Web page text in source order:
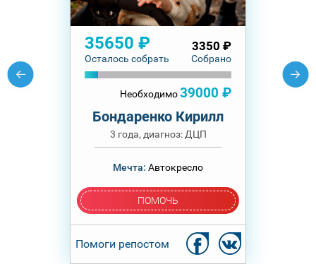
35650 ₽
Осталось собрать
3350 ₽
Собрано
Необходимо39000 ₽
Бондаренко Кирилл
3 года, диагноз: ДЦП
Мечта: Автокресло
ПОМОЧЬ
Помоги репостом